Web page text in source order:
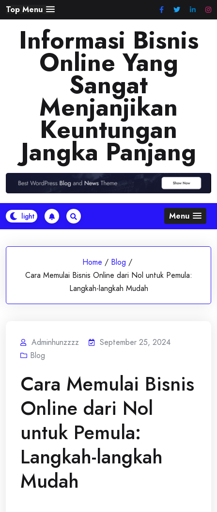
Skip
to
content
Top Menu
Informasi Bisnis
Online Yang
Sangat
Menjanjikan
Keuntungan
Jangka Panjang
Menu
Home / Blog /
Cara Memulai Bisnis Online dari Nol untuk Pemula:
Langkah-langkah Mudah
Adminhunzzzz
September 25, 2024
Blog
Cara Memulai Bisnis
Online dari Nol
untuk Pemula:
Langkah-langkah
Mudah